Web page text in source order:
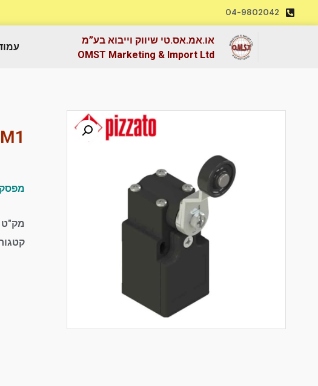
04-9802042
או.אמ.אס.טי שיווק וייבוא בע”מ
OMST Marketing & Import Ltd
מפסק
מק"ט